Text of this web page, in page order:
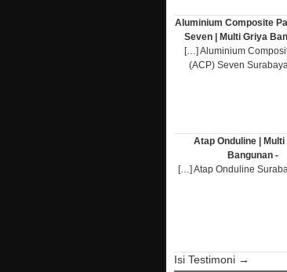
Aluminium Composite
Seven | Multi Griya
[…] Aluminium
(ACP) Seven
Atap Onduline |
Bangunan -
[…] Atap Onduline
Isi Testimoni →